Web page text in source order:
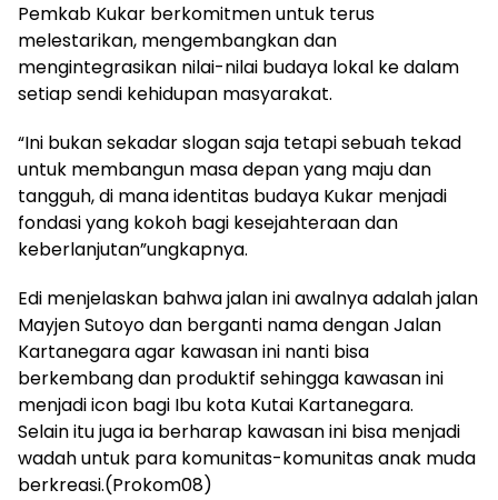
Pemkab Kukar berkomitmen untuk terus
melestarikan, mengembangkan dan
mengintegrasikan nilai-nilai budaya lokal ke dalam
setiap sendi kehidupan masyarakat.
“Ini bukan sekadar slogan saja tetapi sebuah tekad
untuk membangun masa depan yang maju dan
tangguh, di mana identitas budaya Kukar menjadi
fondasi yang kokoh bagi kesejahteraan dan
keberlanjutan”ungkapnya.
Edi menjelaskan bahwa jalan ini awalnya adalah jalan
Mayjen Sutoyo dan berganti nama dengan Jalan
Kartanegara agar kawasan ini nanti bisa
berkembang dan produktif sehingga kawasan ini
menjadi icon bagi Ibu kota Kutai Kartanegara.
Selain itu juga ia berharap kawasan ini bisa menjadi
wadah untuk para komunitas-komunitas anak muda
berkreasi.(Prokom08)